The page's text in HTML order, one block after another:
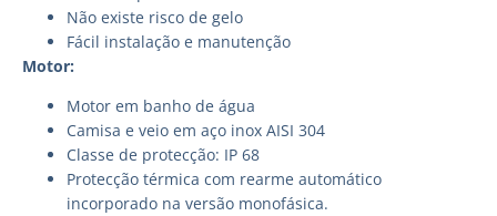
Não existe risco de gelo
Fácil instalação e manutenção
Motor:
Motor em banho de água
Camisa e veio em aço inox AISI 304
Classe de protecção: IP 68
Protecção térmica com rearme automático
incorporado na versão monofásica.